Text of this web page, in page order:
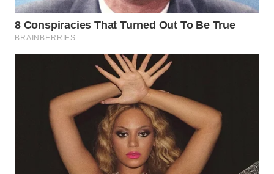
LANGKAT
WN
TAPANULI
TANJUNG
LESUNG